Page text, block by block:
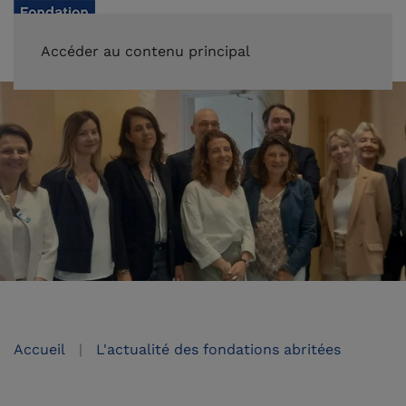
Accéder au contenu principal
Accueil L'actualité des fondations abritées